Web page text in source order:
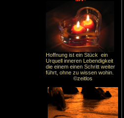
Hoffnung ist ein Stück ein
Urquell inneren Lebendigkeit
die einem einen Schritt weiter
führt, ohne zu wissen wohin.
©zeitlos